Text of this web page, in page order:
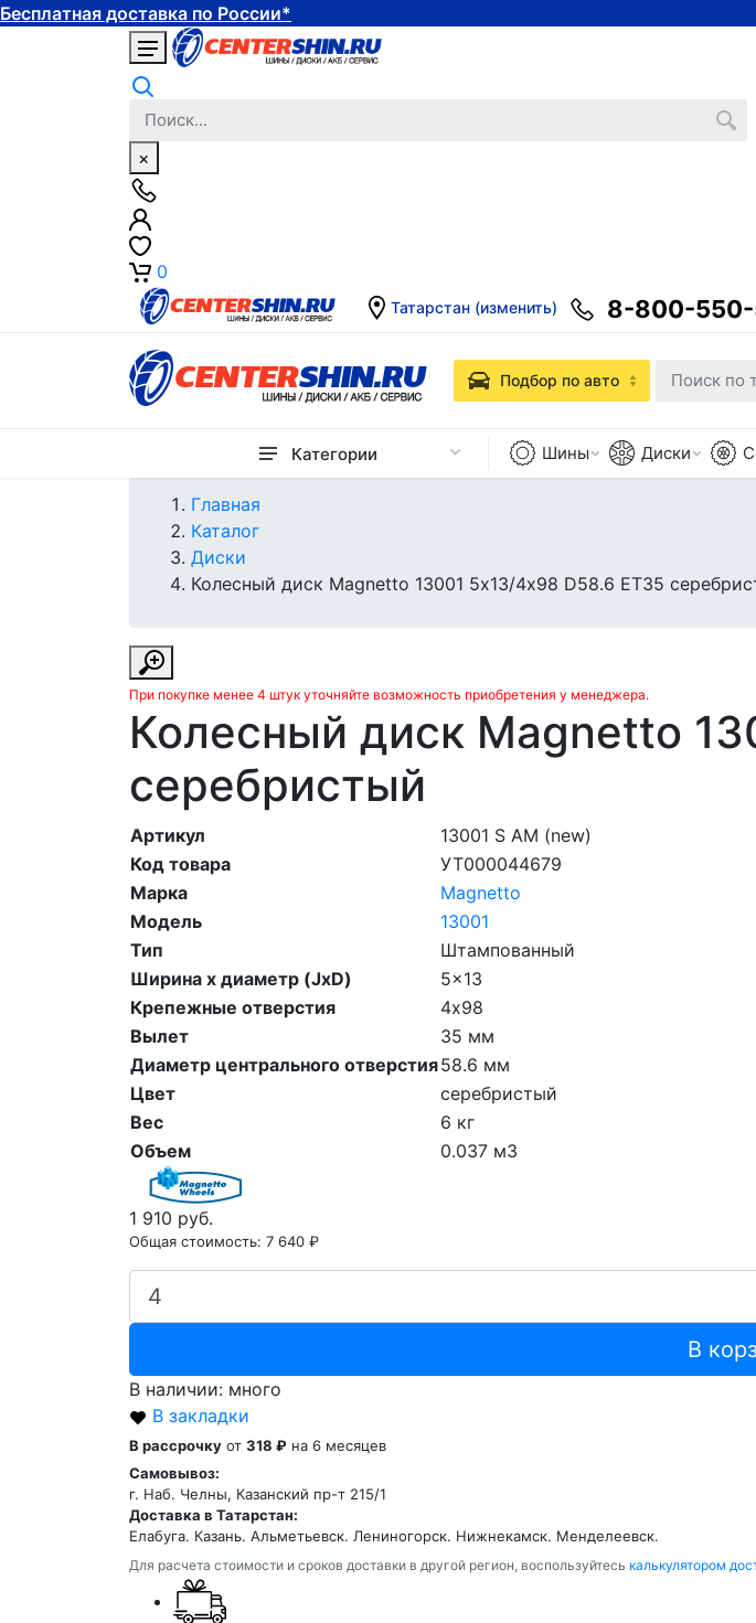
Бесплатная доставка по России*
×
0
Татарстан (изменить) 8-800-
Категории Шины Диски
Подбор по авто
Главная
Каталог
Диски
Колесный диск Magnetto 13001 5х13/4х98 D58.6 ET35
При покупке менее 4 штук уточняйте возможность приобретения у менеджера.
Колесный диск Magnetto
серебристый
Артикул
13001 S AM (new)
Код товара
УТ000044679
Марка
Magnetto
Модель
13001
Тип
Штампованный
Ширина х диаметр (JxD)
5x13
Крепежные отверстия
4х98
Вылет
35 мм
Диаметр центрального отверстия58.6 мм
Цвет
серебристый
Вес
6 кг
Объем
0.037 м3
1 910 руб.
Общая стоимость: 7 640 ₽
В
В наличии: много
В закладки
В рассрочку от 318 ₽ на 6 месяцев
Самовывоз:
г. Наб. Челны, Казанский пр-т 215/1
Доставка в Татарстан:
Елабуга. Казань. Альметьевск. Лениногорск. Нижнекамск. Менделеевск.
Для расчета стоимости и сроков доставки в другой регион, воспользуйтесь калькулятором